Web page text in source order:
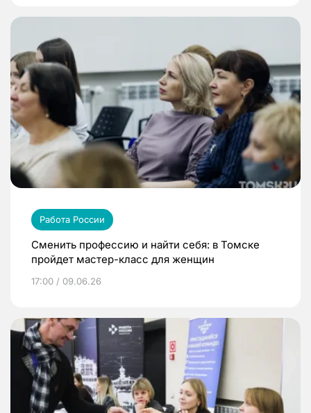
Работа России
Сменить профессию и найти себя: в Томске
пройдет мастер-класс для женщин
17:00 / 09.06.26